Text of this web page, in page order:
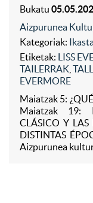
Bukatu
Aizpurunea
Kategoriak:
Etiketak: LISS
TAILERRAK
EVERMORE
Maiatzak 5:
Maiatzak 19:
CLÁSICO Y LAS
DISTINTAS
Aizpurunea